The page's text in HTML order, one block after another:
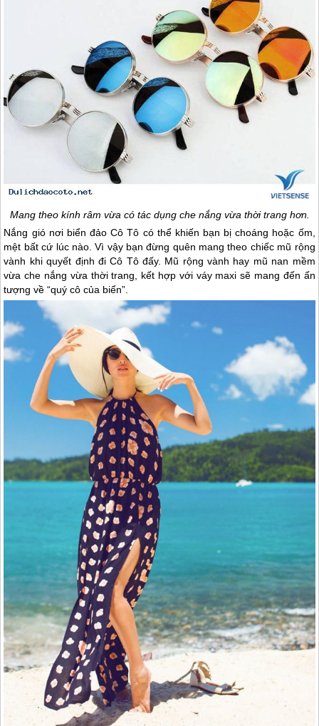
Mang theo kính râm vừa có tác dụng che nắng vừa thời trang hơn.
Nắng gió nơi biểnđảo Cô Tô có thể khiến bạn bị choáng hoặc ốm,
mệt bất cứ lúc nào. Vì vậy bạn đừng quên mang theo chiếc mũ rộng
vành khi quyết định điCô Tôđấy. Mũ rộng vành hay mũ nan mềm
vừa che nắng vừa thời trang, kết hợp với váy maxi sẽ mang đến ấn
tượng về “quý cô của biển”.